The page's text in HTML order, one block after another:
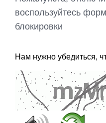
воспользуйтесь
блокировки
Нам нужно убедиться,